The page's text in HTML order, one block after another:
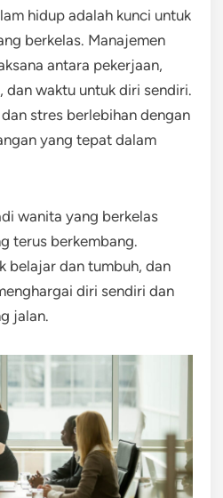
hidup adalah kunci untuk
berkelas. Manajemen
antara pekerjaan,
dan waktu untuk diri sendiri.
stres berlebihan dengan
yang tepat dalam
wanita yang berkelas
terus berkembang.
belajar dan tumbuh, dan
diri sendiri dan
jalan.